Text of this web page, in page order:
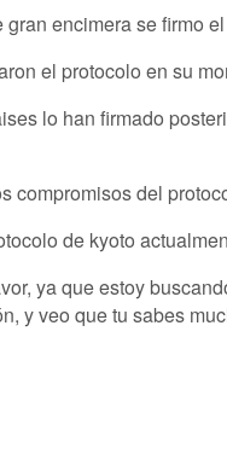
encimera se firmo
el protocolo en su
lo han firmado
compromisos del
de kyoto
ya que estoy
y veo que tu sabes